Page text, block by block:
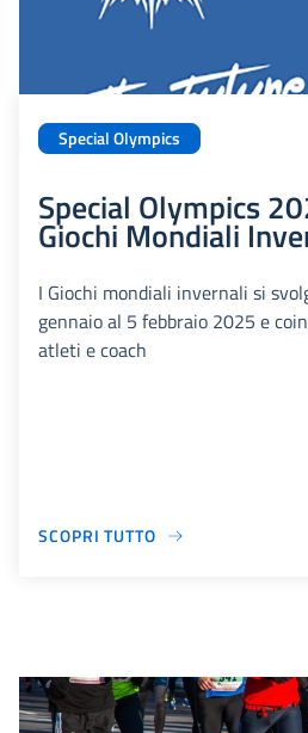
Special Olympics
Special Olympics
Giochi Mondiali
I Giochi mondiali invernali si
gennaio al 5 febbraio 2025 e
atleti e coach
SCOPRI TUTTO